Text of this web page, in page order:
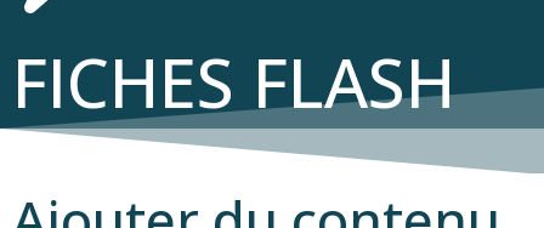
FICHES FLASH